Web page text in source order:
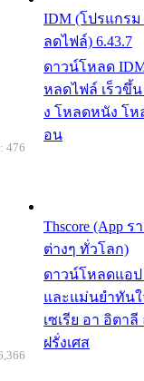
IDM (โปรแกรม
ลดไฟล์) 6.43.7
ดาวน์โหลด IDM
หลดไฟล์ เร็วขึ้น
ง โหลดหนัง โห
อน
Thscore (App
ต่างๆ ทั่วโลก)
ดาวน์โหลดแอป
และแม่นยำทัน
เซเรีย อา อิตา
ฝรั่งเศส
476